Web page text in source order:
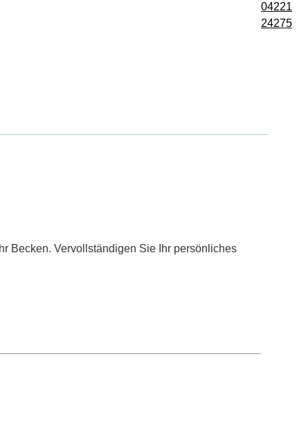
04221
24275
Becken. Vervollständigen Sie Ihr persönliches